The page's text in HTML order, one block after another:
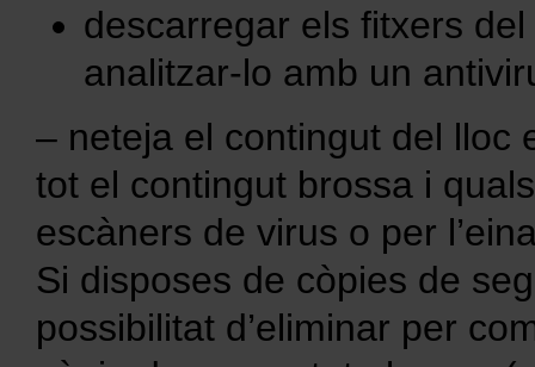
descarregar els fitxers
analitzar-lo amb un
– neteja el contingut del lloc
tot el contingut brossa i
escàners de virus o per
Si disposes de còpies de
possibilitat d’eliminar per